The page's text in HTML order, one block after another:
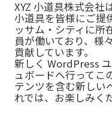
XYZ 小道具株式会社
小道具を皆様にご提
ッサム・シティに所
員が働いており、様
貢献しています。
新しく WordPress
ュボードへ行ってこ
テンツを含む新しい
れでは、お楽しみく